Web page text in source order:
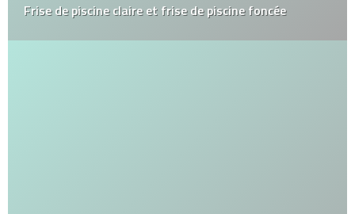
Frise de piscine claire et frise de piscine foncée